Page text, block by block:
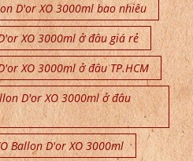
D'or XO 3000ml bao nhiêu
XO 3000ml ở đâu giá rẻ
XO 3000ml ở đâu TP.HCM
D'or XO 3000ml ở đâu
Ballon D'or XO 3000ml